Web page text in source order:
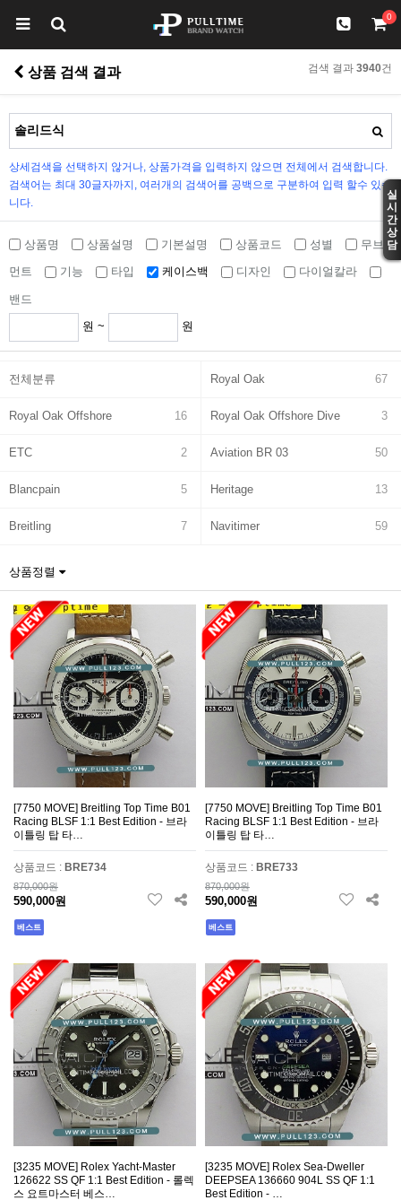
실
시
간
상
담
0
상품 검색 결과 검색 결과 3940건
상세검색을 선택하지 않거나, 상품가격을 입력하지 않으면 전체에서 검색합니다.
검색어는 최대 30글자까지, 여러개의 검색어를 공백으로 구분하여 입력 할수 있습
니다.
상품명 상품설명 기본설명 상품코드 성별 무브
먼트 기능 타입 케이스백 디자인 다이얼칼라
밴드
원 ~ 원
전체분류 Royal Oak 67
Royal Oak Offshore 16 Royal Oak Offshore Dive 3
ETC 2 Aviation BR 03 50
Blancpain 5 Heritage 13
Breitling 7 Navitimer 59
Superocean Chronomat
Transocean Colt
Premier Top Time
Serpenti Cartier
Baignoire Ballon Bleu
Roadster 1 Santos 51
Panthere 26 Other series
J12 Premiere
Mademoiselle Prive 4 Chopard
Franck Muller Glashutte Original
Hermes 11 Big Bang
Classic Fusion Aquatimer
Portugueser
portofino 44 Da Vinci 1
Ingenieur 4 Master
상품정렬
[7750 MOVE] Breitling Top Time B01
Racing BLSF 1:1 Best Edition - 브라
이틀링 탑 타…
상품코드 : BRE734
870,000원
590,000원
베스트
[7750 MOVE] Breitling Top Time B01
Racing BLSF 1:1 Best Edition - 브라
이틀링 탑 타…
상품코드 : BRE733
870,000원
590,000원
베스트
[3235 MOVE] Rolex Yacht-Master
126622 SS QF 1:1 Best Edition - 롤렉
스 요트마스터 베스…
[3235 MOVE] Rolex Sea-Dweller
DEEPSEA 136660 904L SS QF 1:1
Best Edition - …